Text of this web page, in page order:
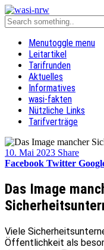
Menutoggle menu
Leitartikel
Tarifrunden
Aktuelles
Informatives
wasi-fakten
Nützliche Links
Tarifverträge
10. Mai 2023 Share
Facebook Twitter
Das Image
Viele
Öffentlichkeit als